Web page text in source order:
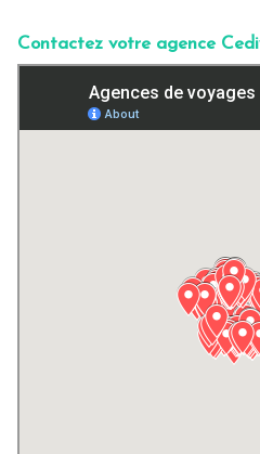
Contactez votre agence